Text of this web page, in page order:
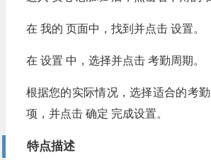
在 我的 页面中，找到并点击 设置。
在 设置 中，选择并点击 考勤周期。
根据您的实际情况，选择适合的考
项，并点击 确定 完成设置。
特点描述